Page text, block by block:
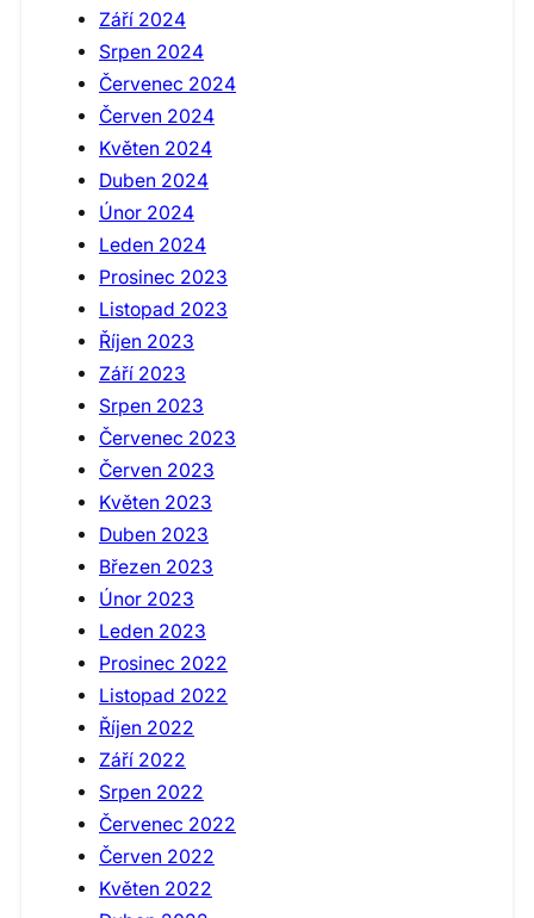
Září 2024
Srpen 2024
Červenec 2024
Červen 2024
Květen 2024
Duben 2024
Únor 2024
Leden 2024
Prosinec 2023
Listopad 2023
Říjen 2023
Září 2023
Srpen 2023
Červenec 2023
Červen 2023
Květen 2023
Duben 2023
Březen 2023
Únor 2023
Leden 2023
Prosinec 2022
Listopad 2022
Říjen 2022
Září 2022
Srpen 2022
Červenec 2022
Červen 2022
Květen 2022